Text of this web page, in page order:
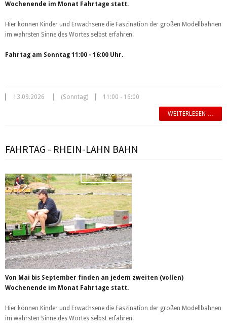
Wochenende im Monat Fahrtage statt.
Hier können Kinder und Erwachsene die Faszination der großen Modellbahnen
im wahrsten Sinne des Wortes selbst erfahren.
Fahrtag am Sonntag 11:00 - 16:00 Uhr.
13.09.2026 (Sonntag) 11:00 - 16:00
WEITERLESEN …
FAHRTAG - RHEIN-LAHN BAHN
Weiterlesen …
Von Mai bis September finden an jedem zweiten (vollen)
Wochenende im Monat Fahrtage statt.
Hier können Kinder und Erwachsene die Faszination der großen Modellbahnen
im wahrsten Sinne des Wortes selbst erfahren.